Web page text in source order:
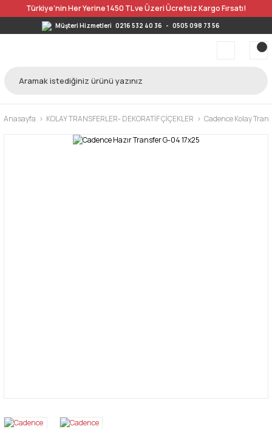
Türkiye’nin Her Yerine 1450 TL ve Üzeri Ücretsiz Kargo Fırsatı!
Müşteri Hizmetleri 0216 532 40 36 - 0505 098 73 56
Anasayfa KOLAY TRANSFERLER- DEKORATİF ÇİÇEKLER Cadence Kolay